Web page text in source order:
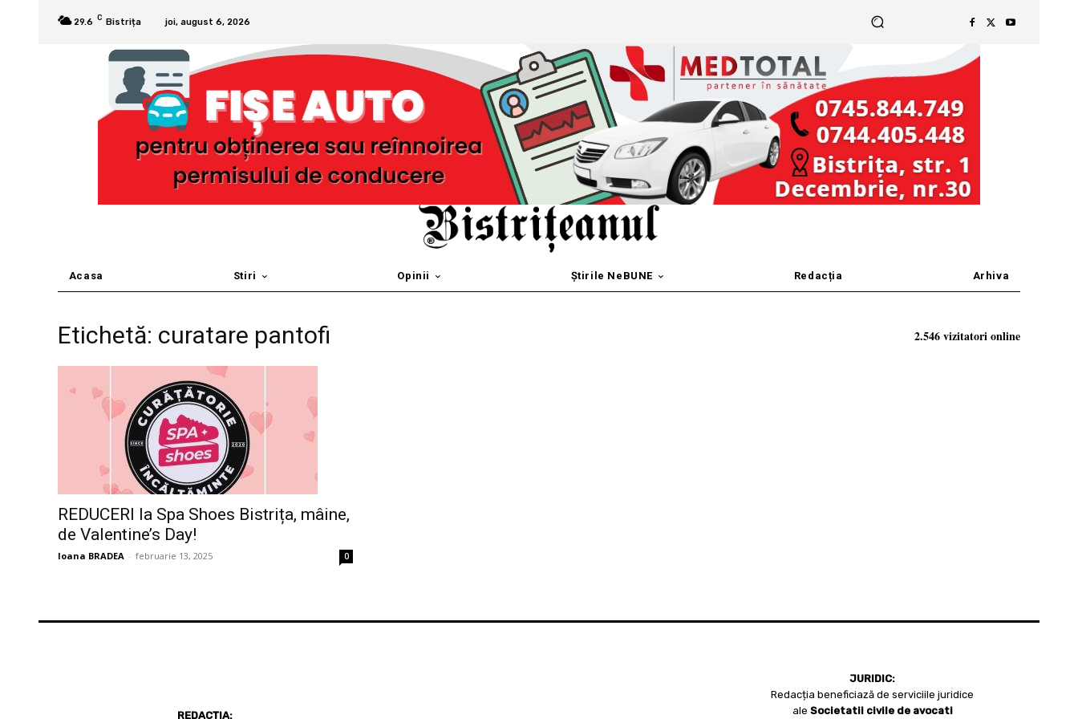
29.6 C Bistrița joi, august 6, 2026
Acasa Stiri Opinii Știrile NeBUNE Redacția Arhiva
Etichetă: curatare pantofi
REDUCERI la Spa Shoes Bistrița, mâine,
de Valentine’s Day!
Ioana BRADEA - februarie 13, 2025 0
2.546 vizitatori online
REDACȚIA:
JURIDIC:
Redacția beneficiază de serviciile juridice
ale Societatii civile de avocati